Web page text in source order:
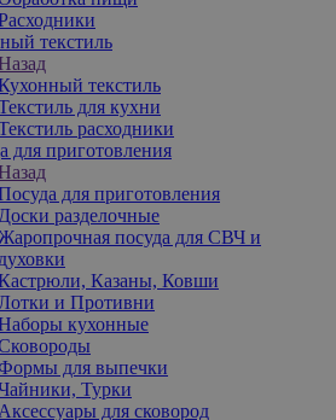
текстиль
текстиль
для кухни
расходники
для приготовления
для приготовления
Доски разделочные
посуда для СВЧ и
духовки
Казаны, Ковши
и Противни
кухонные
для выпечки
Турки
Аксессуары для сковород